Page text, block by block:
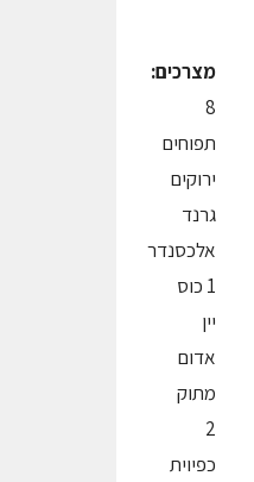
מצרכים:
8
תפוחים
ירוקים
גרנד
אלכסנדר
1 כוס
יין
אדום
מתוק
2
כפיוית